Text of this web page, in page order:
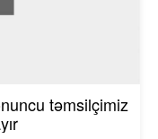
təmsilçimiz